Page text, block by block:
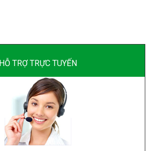
HỖ TRỢ TRỰC TUYẾN